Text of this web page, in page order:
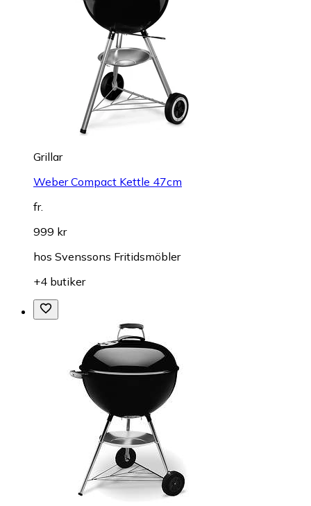
Grillar
Weber Compact Kettle 47cm
fr.
999 kr
hos Svenssons Fritidsmöbler
+4 butiker